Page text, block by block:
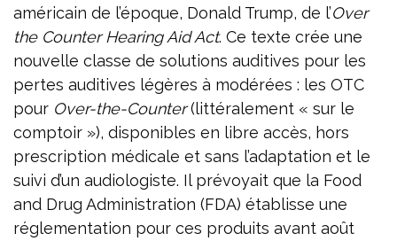
américain de l’époque, Donald Trump, de l’Over
the Counter Hearing Aid Act. Ce texte crée une
nouvelle classe de solutions auditives pour les
pertes auditives légères à modérées : les OTC
pour Over-the-Counter(littéralement « sur le
comptoir »), disponibles en libre accès, hors
prescription médicale et sans l’adaptation et le
suivi d’un audiologiste. Il prévoyait que la Food
and Drug Administration (FDA) établisse une
réglementation pour ces produits avant août